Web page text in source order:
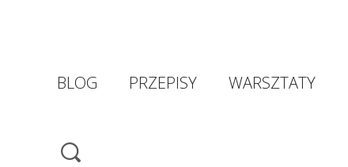
BLOG PRZEPISY WARSZTATY